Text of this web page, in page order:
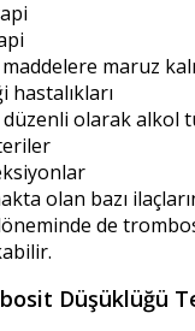
maruz
hastalıkları
düzenli olarak
olan bazı
de
Düşüklüğü